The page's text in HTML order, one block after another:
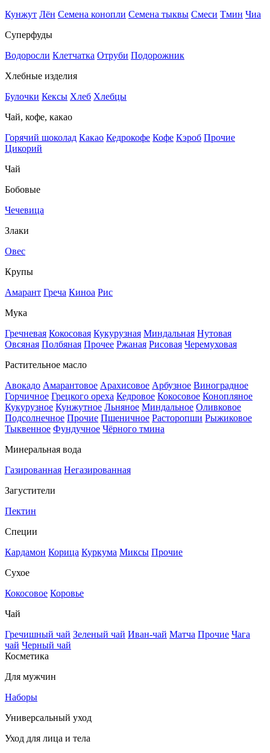
Кунжут Лён Семена конопли Семена тыквы Смеси Тмин Чиа
Суперфуды
Водоросли Клетчатка Отруби Подорожник
Хлебные изделия
Булочки Кексы Хлеб Хлебцы
Чай, кофе, какао
Горячий шоколад Какао Кедрокофе Кофе Кэроб Прочие
Цикорий
Чай
Бобовые
Чечевица
Злаки
Овес
Крупы
Амарант Греча Киноа Рис
Мука
Гречневая Кокосовая Кукурузная Миндальная Нутовая
Овсяная Полбяная Прочее Ржаная Рисовая Черемуховая
Растительное масло
Авокадо Амарантовое Арахисовое Арбузное Виноградное
Горчичное Грецкого ореха Кедровое Кокосовое Конопляное
Кукурузное Кунжутное Льняное Миндальное Оливковое
Подсолнечное Прочие Пшеничное Расторопши Рыжиковое
Тыквенное Фундучное Чёрного тмина
Минеральная вода
Газированная Негазированная
Загустители
Пектин
Специи
Кардамон Корица Куркума Миксы Прочие
Сухое
Кокосовое Коровье
Чай
Гречишный чай Зеленый чай Иван-чай Матча Прочие Чага
чай Черный чай
Косметика
Для мужчин
Наборы
Универсальный уход
Уход для лица и тела